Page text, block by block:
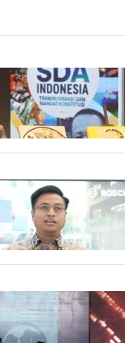
Jejak
Baru
IKM Alas Kaki